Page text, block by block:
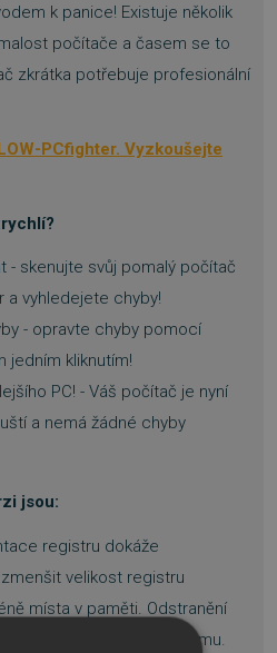
k panice! Existuje několik
počítače a časem se to
zkrátka potřebuje profesionální
PCfighter. Vyzkoušejte
- skenujte svůj pomalý počítač
a vyhledejete chyby!
- opravte chyby pomocí
jedním kliknutím!
PC! - Váš počítač je nyní
a nemá žádné chyby
jsou:
registru dokáže
velikost registru
místa v paměti. Odstranění
výkon celého systému.